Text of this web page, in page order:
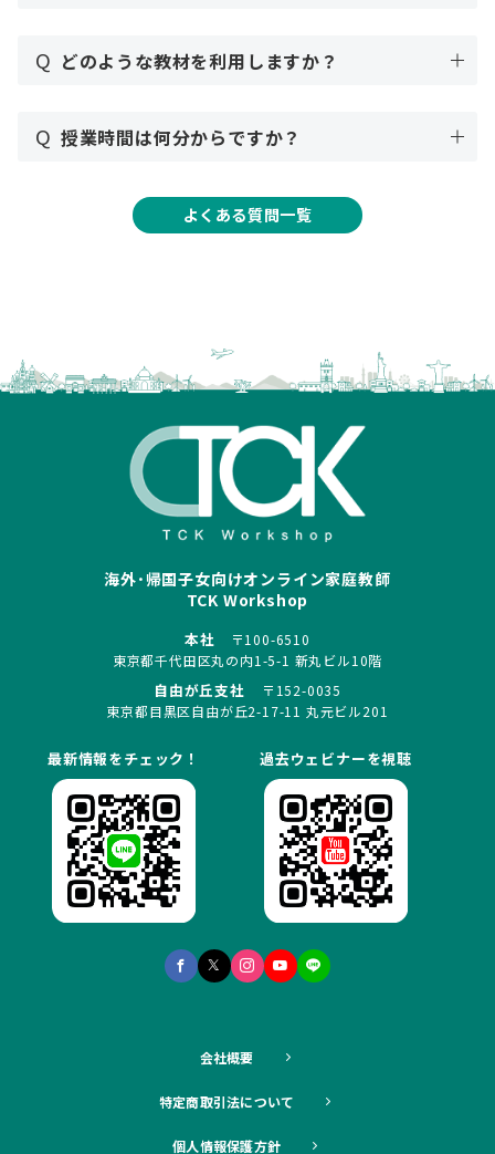
Q どのような教材を利用しますか？
Q 授業時間は何分からですか？
よくある質問一覧
海外･帰国子女向けオンライン家庭教師
TCK Workshop
本社
〒100-6510
東京都千代田区丸の内1-5-1 新丸ビル10階
自由が丘支社
〒152-0035
東京都目黒区自由が丘2-17-11 丸元ビル201
最新情報をチェック！ 過去ウェビナーを視聴
会社概要
特定商取引法について
個人情報保護方針